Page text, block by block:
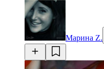
Марина Z.